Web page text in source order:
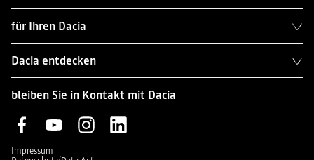
für Ihren Dacia
Dacia entdecken
bleiben Sie in Kontakt mit Dacia
Impressum